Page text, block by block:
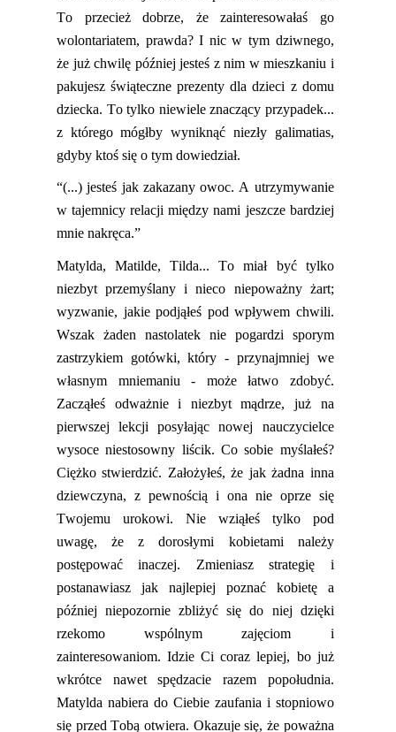
To przecież dobrze, że zainteresowałaś go
wolontariatem, prawda? I nic w tym dziwnego,
że już chwilę później jesteś z nim w mieszkaniu i
pakujesz świąteczne prezenty dla dzieci z domu
dziecka. To tylko niewiele znaczący przypadek...
z którego mógłby wyniknąć niezły galimatias,
gdyby ktoś się o tym dowiedział.
“(...) jesteś jak zakazany owoc. A utrzymywanie
w tajemnicy relacji między nami jeszcze bardziej
mnie nakręca.”
Matylda,Matilde, Tilda... To miał być tylko
niezbyt przemyślany i nieco niepoważny żart;
wyzwanie, jakie podjąłeś pod wpływem chwili.
Wszak żaden nastolatek nie pogardzi sporym
zastrzykiem gotówki,który - przynajmniej we
własnym mniemaniu - może łatwo zdobyć.
Zacząłeś odważnie i niezbyt mądrze, już na
pierwszej lekcji posyłając nowej nauczycielce
wysoce niestosowny liścik. Co sobie myślałeś?
Ciężko stwierdzić. Założyłeś, że jak żadna inna
dziewczyna, z pewnością i ona nie oprze się
Twojemu urokowi. Nie wziąłeś tylko pod
uwagę, że z dorosłymi kobietami należy
postępować inaczej. Zmieniasz strategię i
postanawiasz jak najlepiej poznać kobietę a
później niepozornie zbliżyć się do niej dzięki
rzekomo wspólnym zajęciom i
zainteresowaniom. Idzie Ci coraz lepiej, bo już
wkrótce nawet spędzacie razem popołudnia.
Matylda nabiera do Ciebie zaufania i stopniowo
się przed Tobą otwiera. Okazuje się, że poważna